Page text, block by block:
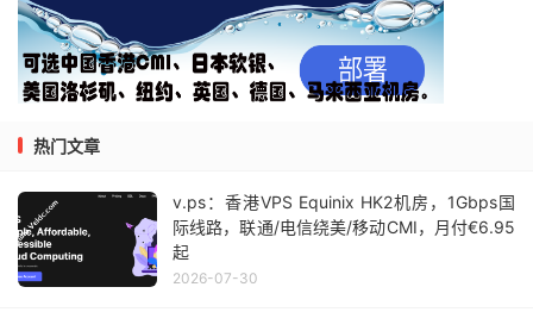
热门文章
v.ps：香港VPS Equinix HK2机房，1Gbps国
际线路，联通/电信绕美/移动CMI，月付€6.95
起
2026-07-30